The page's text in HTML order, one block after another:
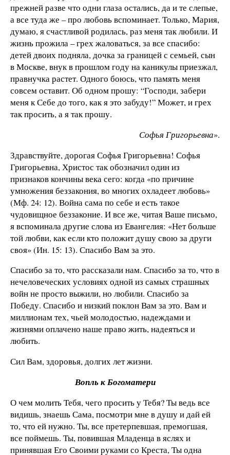
прежней разве что одни глаза остались, да и те слепые,
а все туда же – про любовь вспоминает. Только, Мария,
думаю, я счастливой родилась, раз меня так любили. И
жизнь прожила – грех жаловаться, за все спасибо:
детей двоих подняла, дочка за границей с семьей, сын
в Москве, внук в прошлом году на каникулы приезжал,
правнучка растет. Одного боюсь, что память меня
совсем оставит. Об одном прошу: “Господи, забери
меня к Себе до того, как я это забуду!” Может, и грех
так просить, а я так прошу.
Софья Григорьевна».
Здравствуйте, дорогая Софья Григорьевна! Софья
Григорьевна, Христос так обозначил один из
признаков кончины века сего: когда «по причине
умножения беззакония, во многих охладеет любовь»
(Мф. 24: 12). Война сама по себе и есть такое
чудовищное беззаконие. И все же, читая Ваше письмо,
я вспоминала другие слова из Евангелия: «Нет больше
той любви, как если кто положит душу свою за други
своя» (Ин. 15: 13). Спасибо Вам за это.
Спасибо за то, что рассказали нам. Спасибо за то, что в
нечеловеческих условиях одной из самых страшных
войн не просто выжили, но любили. Спасибо за
Победу. Спасибо и низкий поклон Вам за это. Вам и
миллионам тех, чьей молодостью, надеждами и
жизнями оплачено наше право жить, надеяться и
любить.
Сил Вам, здоровья, долгих лет жизни.
Вопль к Богоматери
О чем молить Тебя, чего просить у Тебя? Ты ведь все
видишь, знаешь Сама, посмотри мне в душу и дай ей
то, что ей нужно. Ты, все претерпевшая, премогшая,
все поймешь. Ты, повившая Младенца в яслях и
принявшая Его Своими руками со Креста, Ты одна